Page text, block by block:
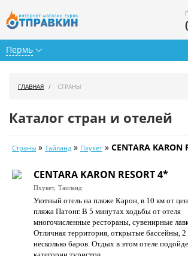
Пермь
Календарь туров
Цены дня
Страны
Как купить
ГЛАВНАЯ СТРАНЫ
Каталог стран и отелей
Страны » Тайланд » Пхукет » CENTARA KARON
CENTARA KARON RESORT 4*
Пхукет, Таиланд
Уютный отель на пляже Карон, в 10 км от
пляжа Патонг. В 5 минутах ходьбы от отеля
многочисленные рестораны, сувенирные
Отличная территория, открытые бассейны, 2
несколько баров. Отдых в этом отеле